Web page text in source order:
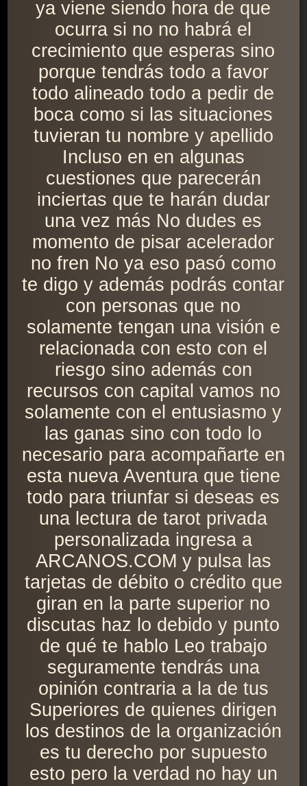
ya viene siendo hora de que
ocurra si no no habrá el
crecimiento que esperas sino
porque tendrás todo a favor
todo alineado todo a pedir de
boca como si las situaciones
tuvieran tu nombre y apellido
Incluso en en algunas
cuestiones que parecerán
inciertas que te harán dudar
una vez más No dudes es
momento de pisar acelerador
no fren No ya eso pasó como
te digo y además podrás contar
con personas que no
solamente tengan una visión e
relacionada con esto con el
riesgo sino además con
recursos con capital vamos no
solamente con el entusiasmo y
las ganas sino con todo lo
necesario para acompañarte en
esta nueva Aventura que tiene
todo para triunfar si deseas es
una lectura de tarot privada
personalizada ingresa a
ARCANOS.COM y pulsa las
tarjetas de débito o crédito que
giran en la parte superior no
discutas haz lo debido y punto
de qué te hablo Leo trabajo
seguramente tendrás una
opinión contraria a la de tus
Superiores de quienes dirigen
los destinos de la organización
es tu derecho por supuesto
esto pero la verdad no hay un